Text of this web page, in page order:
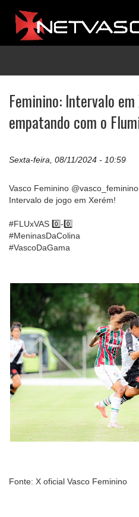
Feminino: Intervalo
empatando com o
Sexta-feira, 08/11/2024 - 10:59
Vasco Feminino @vasco_feminino
Intervalo de jogo em Xerém!
#FLUxVAS 0️⃣-0️⃣
#MeninasDaColina
#VascoDaGama
Fonte: X oficial Vasco Feminino